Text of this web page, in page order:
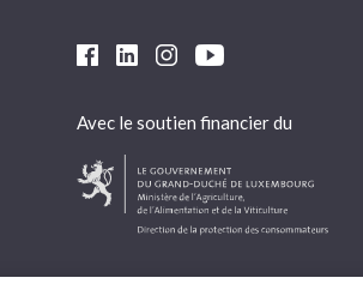
Avec le soutien financier du